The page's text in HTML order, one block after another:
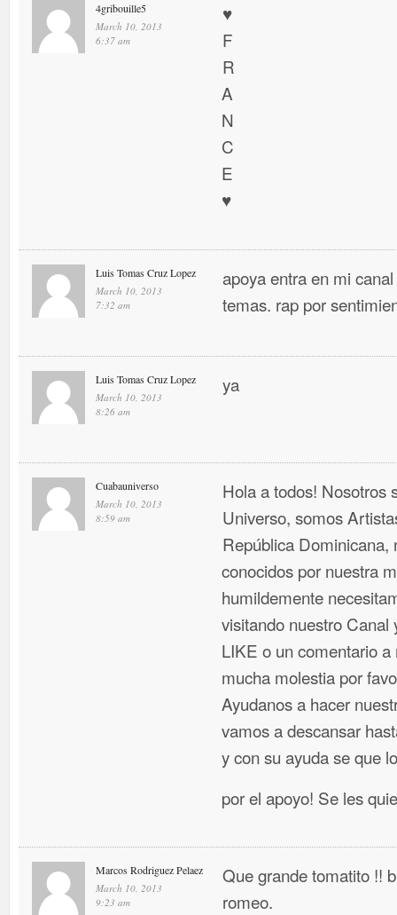
4gribouille5
March 10, 2013
6:37 am
♥
F
R
A
N
C
E
♥
Luis Tomas Cruz Lopez
March 10, 2013
7:32 am
apoya entra en mi
temas. rap por
Luis Tomas Cruz Lopez
March 10, 2013
8:26 am
ya
Cuabauniverso
March 10, 2013
8:59 am
Hola a todos! Nosotros
Universo, somos
República Dominicana,
conocidos por nuestra
humildemente
visitando nuestro Canal
LIKE o un comentario
mucha molestia por
Ayudanos a hacer
vamos a descansar
y con su ayuda se que
por el apoyo! Se les
Marcos Rodriguez Pelaez
March 10, 2013
9:23 am
Que grande tomatito !!
romeo.